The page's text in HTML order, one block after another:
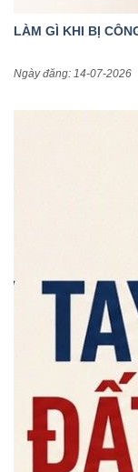
LÀM GÌ KHI BỊ
Ngày đăng: 14-07-2026